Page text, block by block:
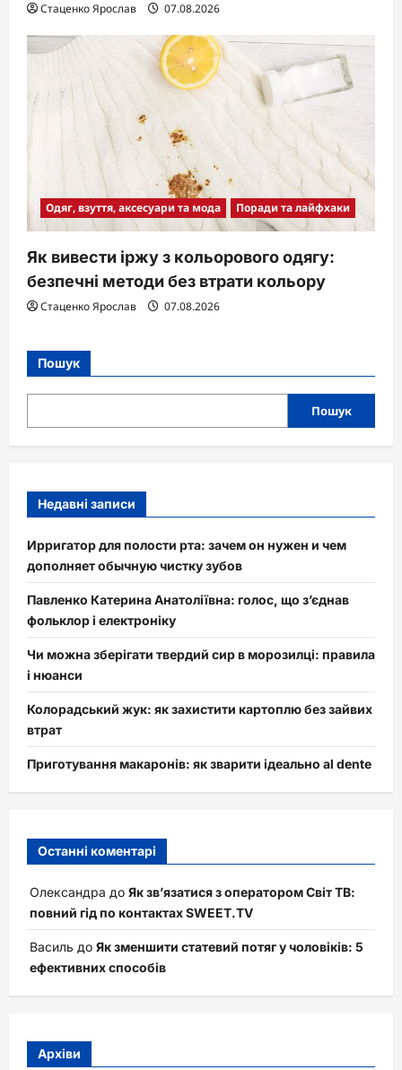
Стаценко Ярослав 07.08.2026
Одяг, взуття, аксесуари та мода Поради та лайфхаки
Як вивести іржу з кольорового одягу:
безпечні методи без втрати кольору
Стаценко Ярослав 07.08.2026
Пошук
Пошук
Недавні записи
Ирригатор для полости рта: зачем он нужен и чем
дополняет обычную чистку зубов
Павленко Катерина Анатоліївна: голос, що з’єднав
фольклор і електроніку
Чи можна зберігати твердий сир в морозилці: правила
і нюанси
Колорадський жук: як захистити картоплю без зайвих
втрат
Приготування макаронів: як зварити ідеально al dente
Останні коментарі
Олександра до Як зв’язатися з оператором Світ ТВ:
повний гід по контактах SWEET.TV
Василь до Як зменшити статевий потяг у чоловіків: 5
ефективних способів
Архіви